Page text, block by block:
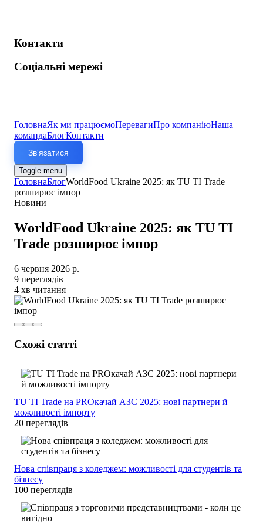
Контакти
Соціальні мережі
ГоловнаЯк ми працюємоПеревагиПро компаніюНаша
командаБлогКонтакти
Зв'язатися
Toggle menu
ГоловнаБлогWorldFood Ukraine 2025: як TU TI Trade
розширює імпор
Новини
WorldFood Ukraine 2025: як TU TI
Trade розширює імпор
6 червня 2026 р.
9 переглядів
4 хв читання
Схожі статті
TU TI Trade на PROкачай АЗС 2025: нові партнери й
можливості імпорту
20 переглядів
Нова співпраця з коледжем: можливості для студентів та
бізнесу
100 переглядів